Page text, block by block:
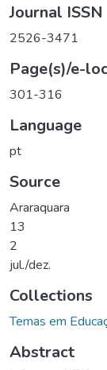
Journal ISSN
2526-3471
Page(s)/e-
301-316
Language
pt
Source
Araraquara
13
2
jul./dez.
Collections
Temas em
Abstract